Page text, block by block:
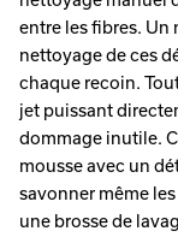
entre les fibres.
nettoyage de ces
chaque recoin.
jet puissant
dommage inutile.
mousse avec un
savonner même
une brosse de